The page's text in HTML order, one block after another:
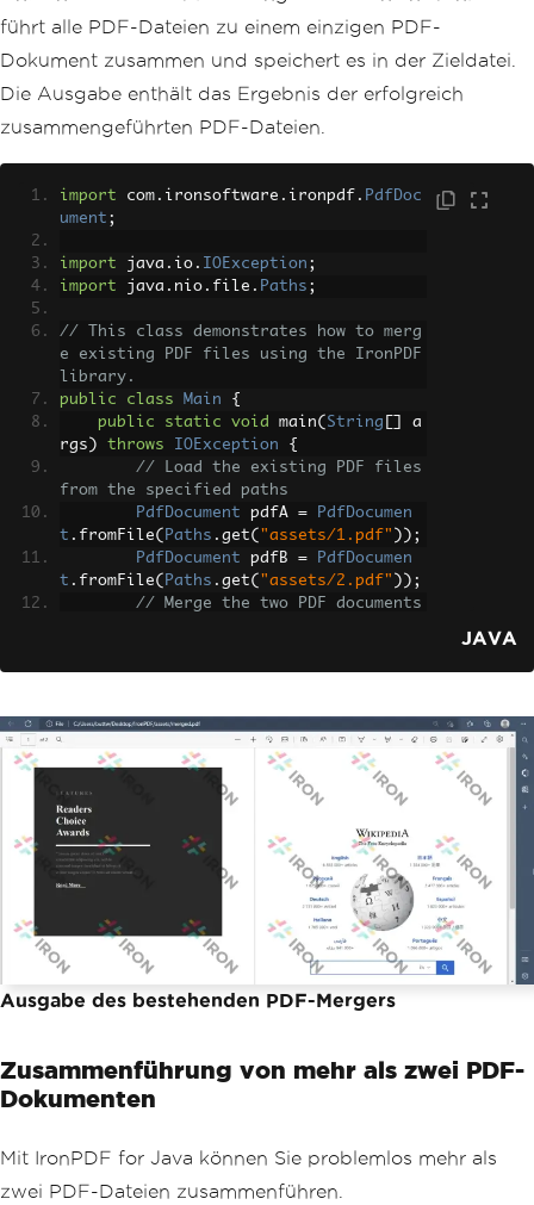
führt alle PDF-Dateien zu einem einzigen PDF-
Dokument zusammen und speichert es in der Zieldatei.
Die Ausgabe enthält das Ergebnis der erfolgreich
zusammengeführten PDF-Dateien.
import com . ironsoftware . ironpdf . PdfDoc
ument ;
import java . io . IOException ;
import java . nio . file . Paths ;
// This class demonstrates how to merg
e existing PDF files using the IronPDF
library.
public
class Main
{
public
static void main( String
a
rgs ) throws IOException
{
// Load the existing PDF files
from the specified paths
PdfDocument pdfA =
PdfDocumen
t . fromFile( Paths . get( "assets/1.pdf" ));
PdfDocument pdfB =
PdfDocumen
t . fromFile( Paths . get( "assets/2.pdf" ));
// Merge the two PDF documents
nt.merge(pdfA, pdfB);
// Save the merged PDF documen
t to the specified path
        merged
.saveAs (Paths get("asset
}
JAVA
Ausgabe des bestehenden PDF-Mergers
Zusammenführung von mehr als zwei PDF-
Dokumenten
Mit IronPDF for Java können Sie problemlos mehr als
zwei PDF-Dateien zusammenführen.